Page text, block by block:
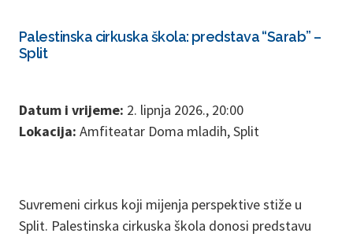
Palestinska cirkuska škola: predstava “Sarab” –
Split
Datum i vrijeme: 2. lipnja 2026., 20:00
Lokacija: Amfiteatar Doma mladih, Split
Suvremeni cirkus koji mijenja perspektive stiže u
Split. Palestinska cirkuska škola donosi predstavu